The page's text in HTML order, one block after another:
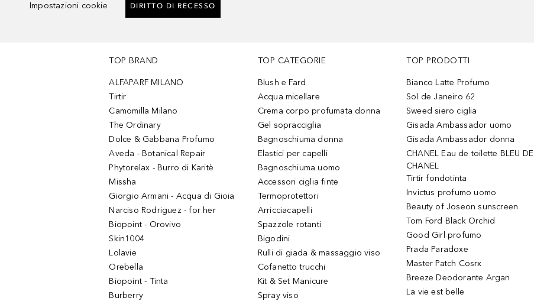
Impostazioni cookie
DIRITTO DI RECESSO
TOP BRAND
ALFAPARF MILANO
Tirtir
Camomilla Milano
The Ordinary
Dolce & Gabbana Profumo
Aveda - Botanical Repair
Phytorelax - Burro di Karitè
Missha
Giorgio Armani - Acqua di Gioia
Narciso Rodriguez - for her
Biopoint - Orovivo
Skin1004
Lolavie
Orebella
Biopoint - Tinta
Burberry
TOP CATEGORIE
Blush e Fard
Acqua micellare
Crema corpo profumata donna
Gel sopracciglia
Bagnoschiuma donna
Elastici per capelli
Bagnoschiuma uomo
Accessori ciglia finte
Termoprotettori
Arricciacapelli
Spazzole rotanti
Bigodini
Rulli di giada & massaggio viso
Cofanetto trucchi
Kit & Set Manicure
Spray viso
TOP PRODOTTI
Bianco Latte Profumo
Sol de Janeiro 62
Sweed siero ciglia
Gisada Ambassador uomo
Gisada Ambassador donna
CHANEL Eau de toilette BLEU DE
CHANEL
Tirtir fondotinta
Invictus profumo uomo
Beauty of Joseon sunscreen
Tom Ford Black Orchid
Good Girl profumo
Prada Paradoxe
Master Patch Cosrx
Breeze Deodorante Argan
La vie est belle